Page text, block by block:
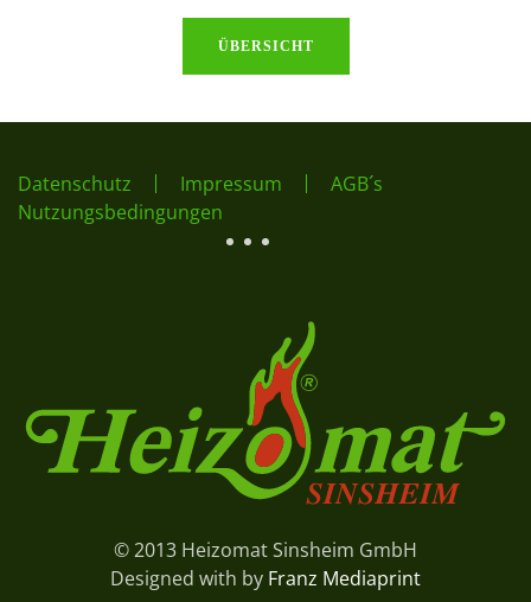
ÜBERSICHT
Datenschutz Impressum
AGB´s
Nutzungsbedingungen
© 2013 Heizomat Sinsheim GmbH
Designed with by Franz Mediaprint